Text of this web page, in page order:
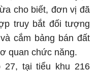
cho biết, đơn vị đã
truy bắt đối tượng
cắm bảng bán đất
quan chức năng.
27, tại tiểu khu 216